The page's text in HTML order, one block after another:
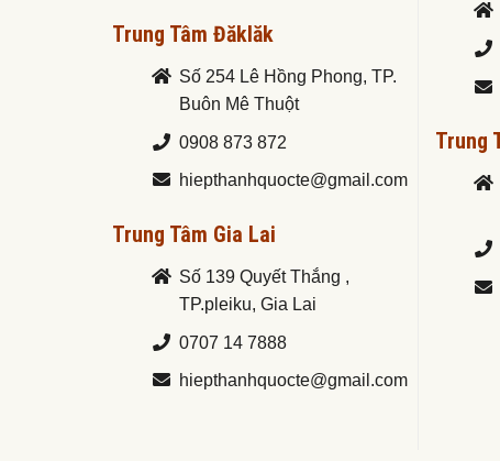
Trung Tâm Đăklăk
Số 254 Lê Hồng Phong, TP.
Buôn Mê Thuột
0908 873 872
hiepthanhquocte@gmail.com
Trung Tâm Gia Lai
Số 139 Quyết Thắng ,
TP.pleiku, Gia Lai
0707 14 7888
hiepthanhquocte@gmail.com
Trung